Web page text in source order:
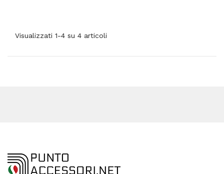
Visualizzati 1-4 su 4 articoli